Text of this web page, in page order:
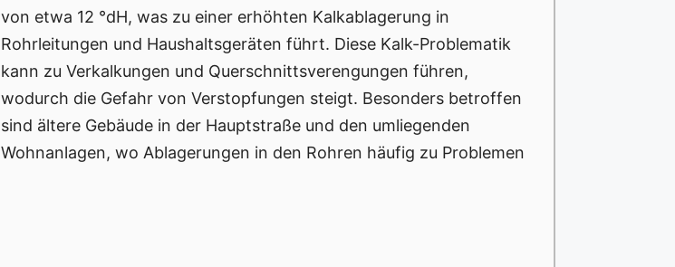
von etwa 12 °dH, was zu einer erhöhten Kalkablagerung in
Rohrleitungen und Haushaltsgeräten führt. Diese Kalk-Problematik
kann zu Verkalkungen und Querschnittsverengungen führen,
wodurch die Gefahr von Verstopfungen steigt. Besonders betroffen
sind ältere Gebäude in der Hauptstraße und den umliegenden
Wohnanlagen, wo Ablagerungen in den Rohren häufig zu Problemen